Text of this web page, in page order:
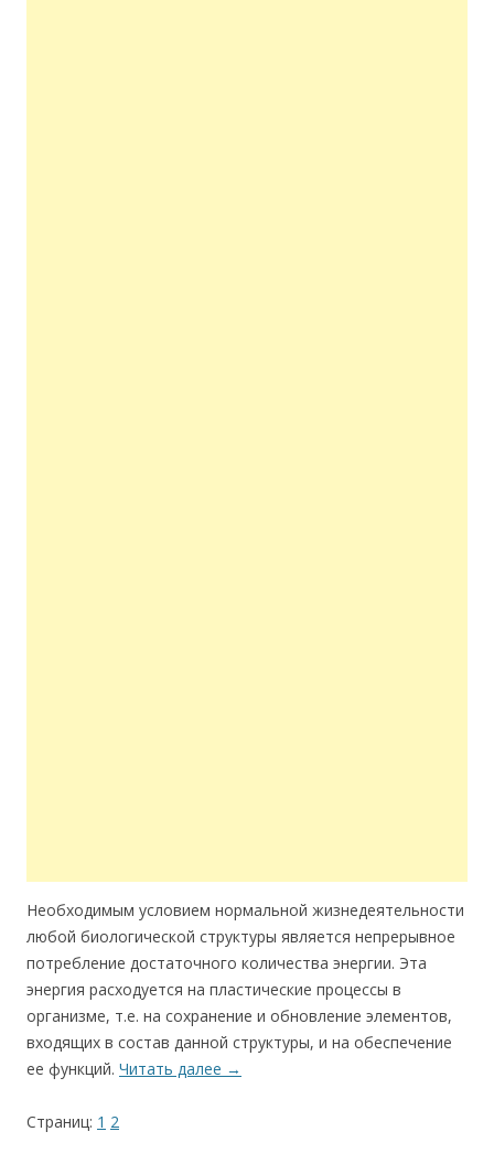
Необходимым условием нормальной жизнедеятельности
любой биологической структуры является непрерывное
потребление достаточного количества энергии. Эта
энергия расходуется на пластические процессы в
организме, т.е. на сохранение и обновление элементов,
входящих в состав данной структуры, и на обеспечение
ее функций. Читать далее →
Страниц: 1 2